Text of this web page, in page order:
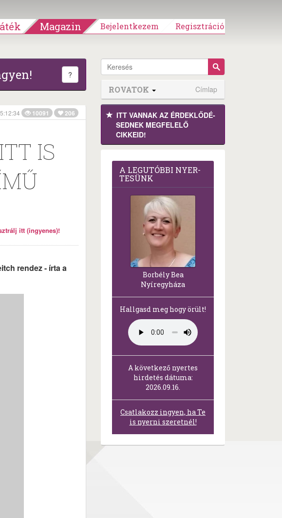
Magazin Bejelentkezem Regisztráció
?
10091 206
IS
itt (ingyenes)!
rendez - írta a
ROVATOK Címlap
ITT VANNAK AZ ÉRDEK­LŐDÉ­
SEDNEK MEGFE­LELŐ
CIKKEID!
A LEG­U­TÓB­BI NYER­
TE­SÜNK
Borbély Bea
Nyíregyháza
Hallgasd meg hogy örült!
A következő nyertes
hirdetés dátuma:
2026.09.16.
Csatlakozz ingyen, ha Te
is nyerni szeretnél!